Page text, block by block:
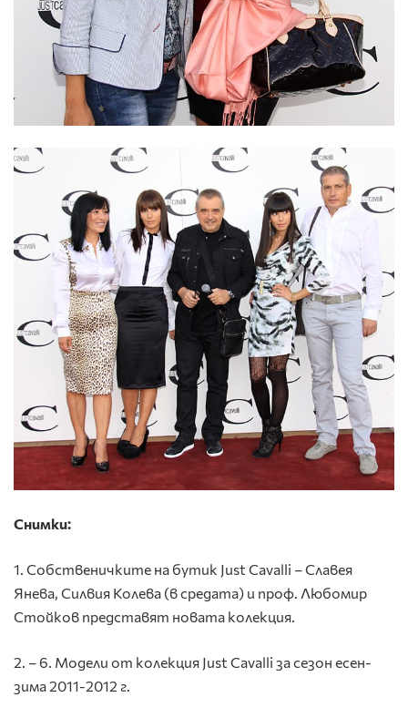
Снимки:
1. Собственичките на бутик Just Cavalli – Славея
Янева, Силвия Колева (в средата) и проф. Любомир
Стойков представят новата колекция.
2. – 6. Модели от колекция Just Cavalli за сезон есен-
зима 2011-2012 г.